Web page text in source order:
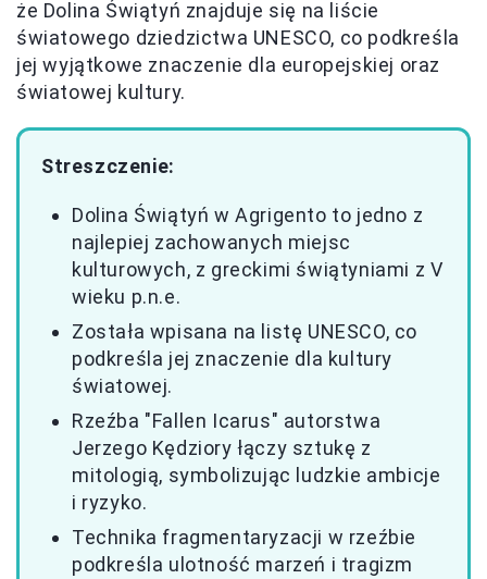
że Dolina Świątyń znajduje się na liście
światowego dziedzictwa UNESCO, co podkreśla
jej wyjątkowe znaczenie dla europejskiej oraz
światowej kultury.
Streszczenie:
Dolina Świątyń w Agrigento to jedno z
najlepiej zachowanych miejsc
kulturowych, z greckimi świątyniami z V
wieku p.n.e.
Została wpisana na listę UNESCO, co
podkreśla jej znaczenie dla kultury
światowej.
Rzeźba "Fallen Icarus" autorstwa
Jerzego Kędziory łączy sztukę z
mitologią, symbolizując ludzkie ambicje
i ryzyko.
Technika fragmentaryzacji w rzeźbie
podkreśla ulotność marzeń i tragizm